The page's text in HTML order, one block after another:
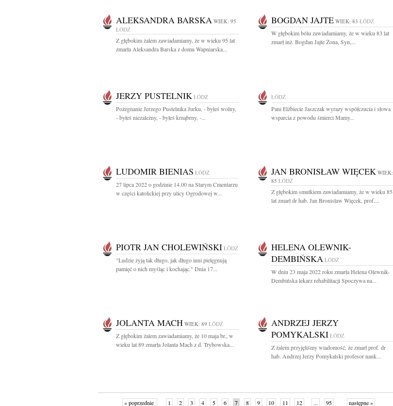
ALEKSANDRA BARSKA WIEK: 95
ŁÓDŹ
Z głębokim żalem zawiadamiamy, że w wieku 95 lat
zmarła Aleksandra Barska z domu Wapniarska...
BOGDAN JAJTE WIEK: 83 ŁÓDŹ
W głębokim bólu zawiadamiamy, że w wieku 83 lat
zmarł inż. Bogdan Jajte Żona, Syn,...
JERZY PUSTELNIK ŁÓDŹ
Pożegnanie Jerzego Pustelnika Jurku, - byłeś wolny,
- byłeś niezależny, - byłeś krnąbrny, -...
ŁÓDŹ
Pani Elżbiecie Jaszczak wyrazy współczucia i słowa
wsparcia z powodu śmierci Mamy...
LUDOMIR BIENIAS ŁÓDŹ
27 lipca 2022 o godzinie 14.00 na Starym Cmentarzu
w części katolickiej przy ulicy Ogrodowej w...
JAN BRONISŁAW WIĘCEK WIEK:
85 ŁÓDŹ
Z głębokim smutkiem zawiadamiamy, że w wieku 85
lat zmarł dr hab. Jan Bronisław Więcek, prof....
PIOTR JAN CHOLEWIŃSKI ŁÓDŹ
"Ludzie żyją tak długo, jak długo inni pielęgnują
pamięć o nich myśląc i kochając." Dnia 17...
HELENA OLEWNIK-
DEMBIŃSKA ŁÓDŹ
W dniu 23 maja 2022 roku zmarła Helena Olewnik-
Dembińska lekarz rehabilitacji Spoczywa na...
JOLANTA MACH WIEK: 89 ŁÓDŹ
Z głębokim żalem zawiadamiamy, że 10 maja br., w
wieku lat 89 zmarła Jolanta Mach z d. Trybowska...
ANDRZEJ JERZY
POMYKALSKI ŁÓDŹ
Z żalem przyjęliśmy wiadomość, że zmarł prof. dr
hab. Andrzej Jerzy Pomykalski profesor nauk...
« poprzednie 1 2 3 4 5 6 7 8 9 10 11 12 ... 95 następne »